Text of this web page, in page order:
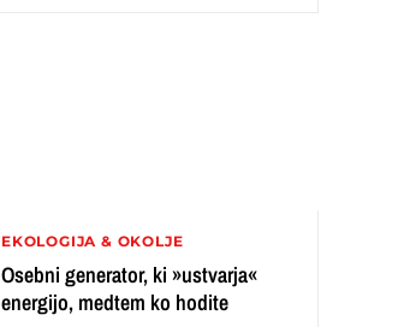
EKOLOGIJA & OKOLJE
Osebni generator, ki »ustvarja«
energijo, medtem ko hodite